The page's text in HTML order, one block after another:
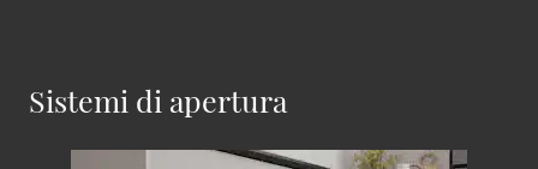
Sistemi di apertura